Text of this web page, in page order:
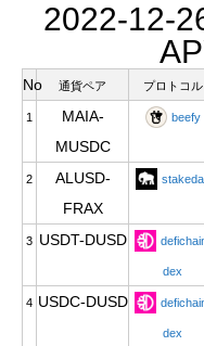
2022-12-
No 通貨ペア プロトコル
1
MAIA-
MUSDC
beefy
2
ALUSD-
FRAX
3 USDT-DUSD
dex
4 USDC-DUSD
dex